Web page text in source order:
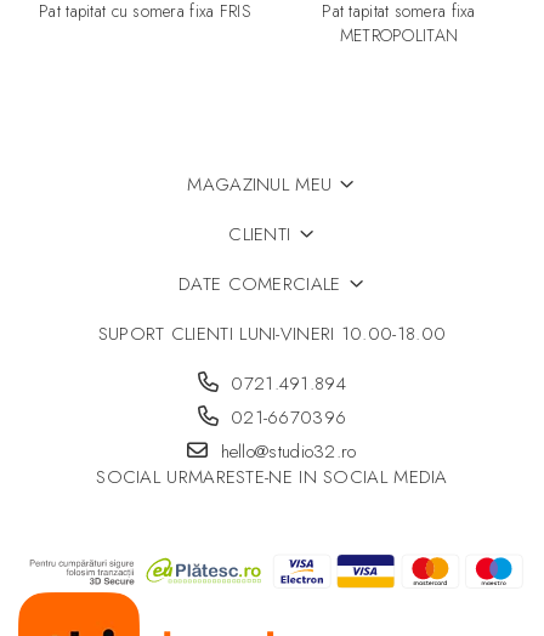
Pat tapitat cu somera fixa FRIS
Pat tapitat somera fixa
METROPOLITAN
MAGAZINUL MEU
CLIENTI
DATE COMERCIALE
SUPORT CLIENTI LUNI-VINERI 10.00-18.00
0721.491.894
021-6670396
hello@studio32.ro
SOCIAL URMARESTE-NE IN SOCIAL MEDIA